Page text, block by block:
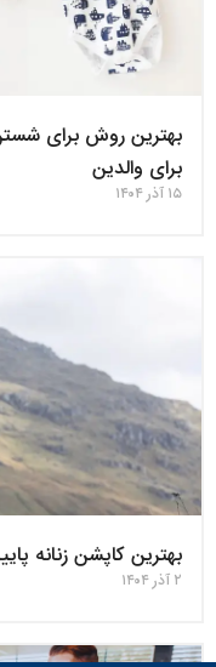
بهترین روش برای
برای والدین
۱۵ آذر ۱۴۰۴
بهترین کاپشن زنانه
۲ آذر ۱۴۰۴